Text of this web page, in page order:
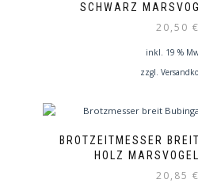
SCHWARZ
20,50 €
inkl. 19 %
zzgl.
BROTZEITMESSER
HOLZ
20,85 €